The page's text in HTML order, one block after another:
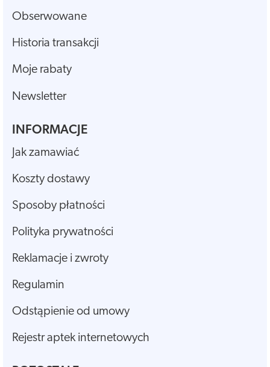
Obserwowane
Historia transakcji
Moje rabaty
Newsletter
INFORMACJE
Jak zamawiać
Koszty dostawy
Sposoby płatności
Polityka prywatności
Reklamacje i zwroty
Regulamin
Odstąpienie od umowy
Rejestr aptek internetowych